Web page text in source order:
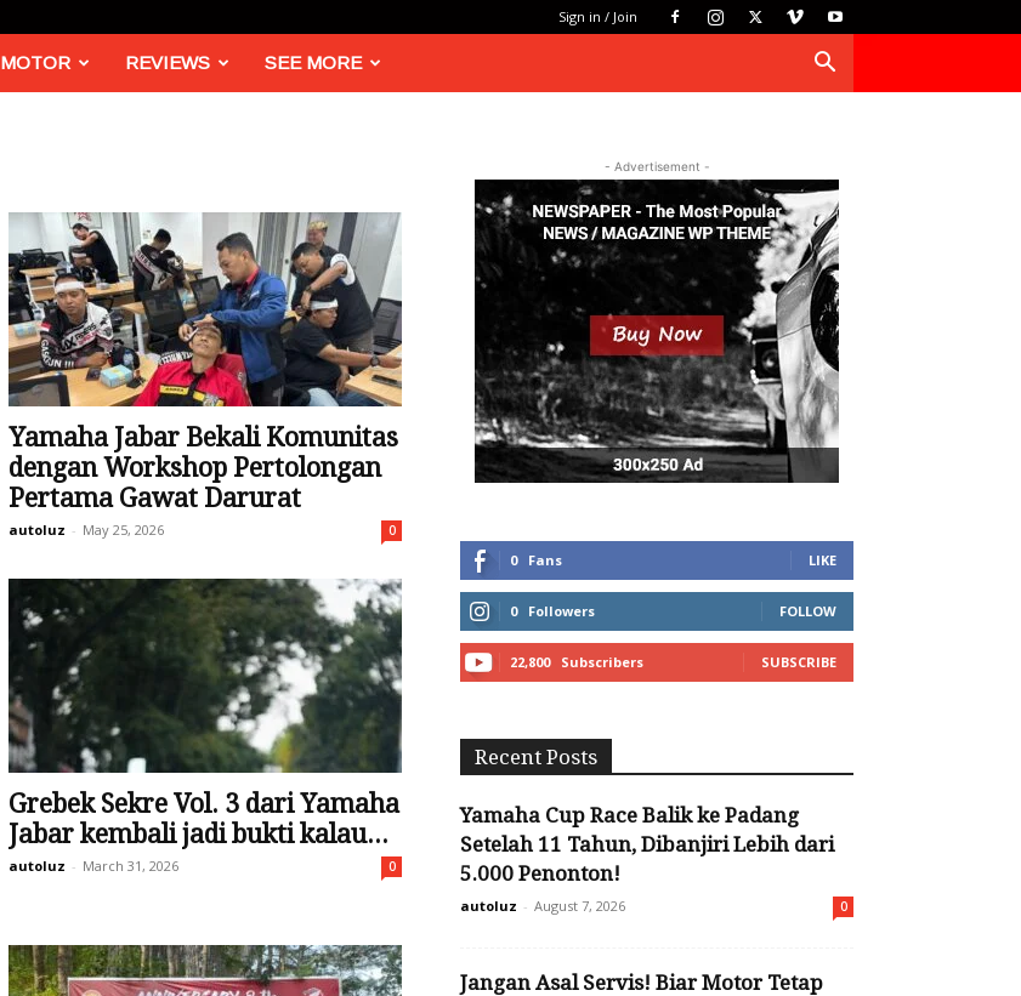
Sign in / Join
MOTOR REVIEWS SEE MORE
Yamaha Jabar Bekali Komunitas
dengan Workshop Pertolongan
Pertama Gawat Darurat
autoluz - May 25, 2026 0
Grebek Sekre Vol. 3 dari Yamaha
Jabar kembali jadi bukti kalau...
autoluz - March 31, 2026 0
- Advertisement -
0 Fans LIKE
0 Followers FOLLOW
22,800 Subscribers SUBSCRIBE
Recent Posts
Yamaha Cup Race Balik ke Padang
Setelah 11 Tahun, Dibanjiri Lebih dari
5.000 Penonton!
autoluz - August 7, 2026 0
Jangan Asal Servis! Biar Motor Tetap